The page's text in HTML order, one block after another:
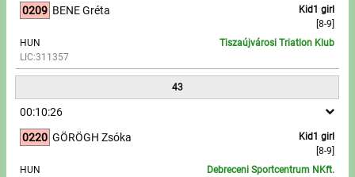
0209
Kid1 girl
[8-9]
BENE Gréta
HUN
LIC:311357
Tiszaújvárosi Triatlon Klub
43
00:10:26
0220
Kid1 girl
[8-9]
GÖRÖGH Zsóka
HUN
Debreceni Sportcentrum NKft.